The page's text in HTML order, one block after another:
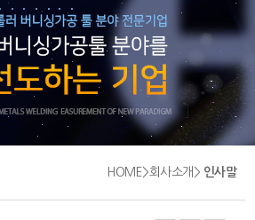
현
HOME>회사소개 > 인사말